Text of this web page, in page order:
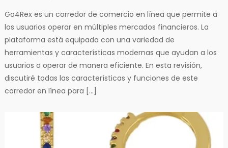
Go4Rex es un corredor de comercio en línea que permite a
los usuarios operar en múltiples mercados financieros. La
plataforma está equipada con una variedad de
herramientas y características modernas que ayudan a los
usuarios a operar de manera eficiente. En esta revisión,
discutiré todas las características y funciones de este
corredor en línea para […]